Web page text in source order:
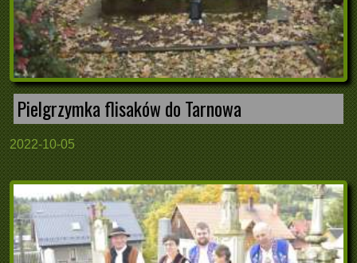
Pielgrzymka flisaków do Tarnowa
2022-10-05